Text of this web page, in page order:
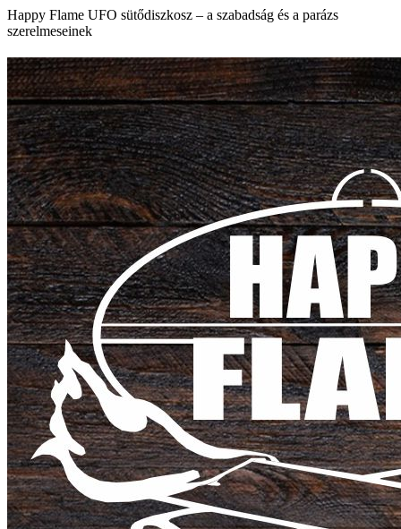
Skip
to
Happy Flame UFO sütődiszkosz – a szabadság és a parázs
szerelmeseinek